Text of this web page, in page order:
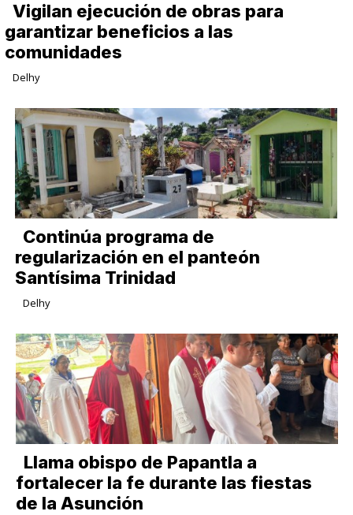
Vigilan ejecución de obras para
garantizar beneficios a las
comunidades
Delhy
Continúa programa de
regularización en el panteón
Santísima Trinidad
Delhy
Llama obispo de Papantla a
fortalecer la fe durante las fiestas
de la Asunción